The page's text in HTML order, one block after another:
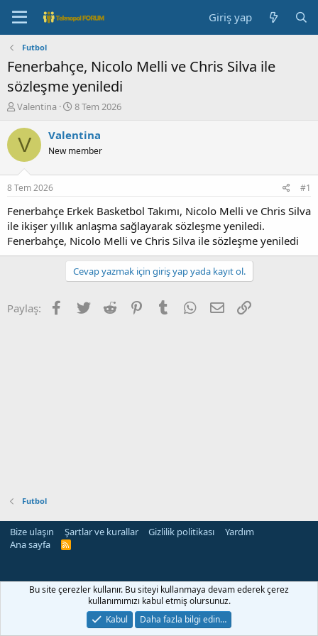
Giriş yap
Futbol
Fenerbahçe, Nicolo Melli ve Chris Silva ile
sözleşme yeniledi
K
n
b
u
u
b
a
l
a
t
Valentina
B
ş
a
ç
a
r
i
h
i
8 Tem 2026
V Valentina
New member
8 Tem 2026 #1
Fenerbahçe Erkek Basketbol Takımı, Nicolo Melli ve Chris Silva
ile ikişer yıllık anlaşma sağlayarak sözleşme yeniledi.
Fenerbahçe, Nicolo Melli ve Chris Silva ile sözleşme yeniledi
Cevap yazmak için giriş yap yada kayıt ol.
Paylaş: Facebook
Twitter Reddit PinterestTumblr WhatsApp
E-posta
Futbol
Bize ulaşın Şartlar ve kurallar Gizlilik politikası
Yardım
Ana sayfa
R
Bu site çerezler kullanır. Bu siteyi kullanmaya devam ederek çerez
kullanımımızı kabul etmiş olursunuz.
Kabul
Daha fazla bilgi edin…